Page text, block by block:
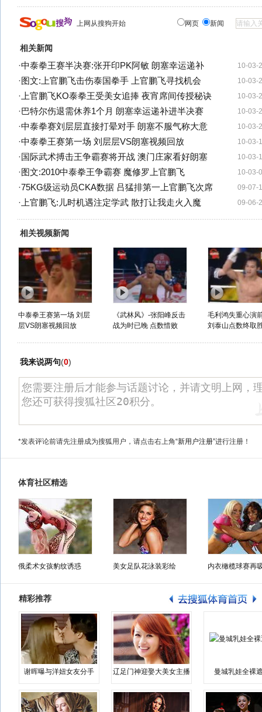
上网从搜狗开始 网页 新闻
相关新闻
10-03-
·中泰拳王赛半决赛:张开印PK阿敏 朗塞幸运递补
10-03-
· 图文:上官鹏飞击伤泰国拳手 上官鹏飞寻找机会
10-03-
· 上官鹏飞KO泰拳王受美女追捧 夜宵席间传授秘诀
10-03-
·巴特尔伤退需休养1个月 朗塞幸运递补进半决赛
10-03-
·中泰拳赛刘层层直接打晕对手 朗塞不服气称大意
10-03-
·中泰拳王赛第一场 刘层层VS朗塞视频回放
10-03-
· 国际武术搏击王争霸赛将开战 澳门庄家看好朗塞
10-03-
· 图文:2010中泰拳王争霸赛 魔修罗上官鹏飞
09-07-
·75KG级运动员CKA数据 吕猛排第一上官鹏飞次席
09-06-
· 上官鹏飞:儿时机遇注定学武 散打让我走火入魔
相关视频新闻
中泰拳王赛第一场 刘层
层VS朗塞视频回放
《武林风》-张阳峰反击
战为时已晚 点数惜败
毛利鸿失重心演
刘泰山点数终取
我来说两句(0)
*发表评论前请先注册成为搜狐用户，请点击右上角“新用户注册”进行注册！
体育社区精选
俄柔术女孩豹纹诱惑 美女足队花泳装彩绘 内衣橄榄球赛再
精彩推荐
谢晖曝与洋妞女友分手 辽足门神迎娶大美女主播 曼城乳娃全裸